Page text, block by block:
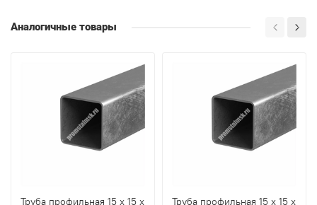
Аналогичные товары
Труба профильная 15 х 15 х
Труба профильная 15 х 15 х